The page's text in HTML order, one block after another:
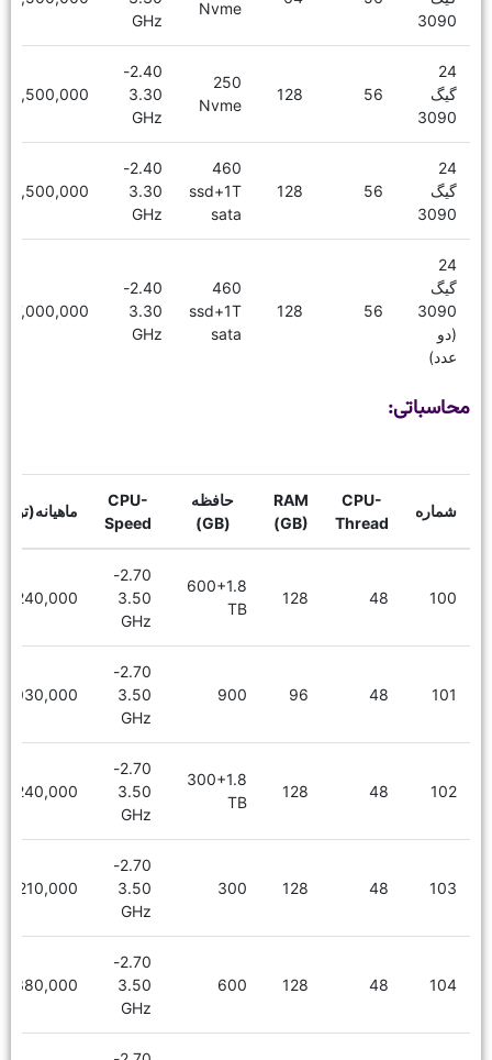
3090
Nvme
GHz
24
گیگ
3090
56
128
250
Nvme
2.40-
3.30
GHz
18,500,000
24
گیگ
3090
56
128
460
ssd+1T
sata
2.40-
3.30
GHz
19,500,000
24
گیگ
3090
(دو
عدد)
56
128
460
ssd+1T
sata
2.40-
3.30
GHz
27,000,000
محاسباتی:
شماره
CPU-
Thread
RAM
(GB)
حافظه
(GB)
CPU-
Speed
100
48
128
600+1.8
TB
2.70-
3.50
GHz
7,240,000
101
48
96
900
2.70-
3.50
GHz
6,030,000
102
48
128
300+1.8
TB
2.70-
3.50
GHz
7,240,000
103
48
128
300
2.70-
3.50
GHz
6,210,000
104
48
128
600
2.70-
3.50
GHz
6,380,000